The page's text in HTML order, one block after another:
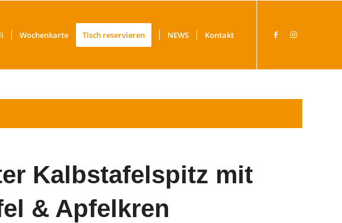
Wochenkarte Tisch reservieren NEWS Kontakt
Kalbstafelspitz mit
& Apfelkren